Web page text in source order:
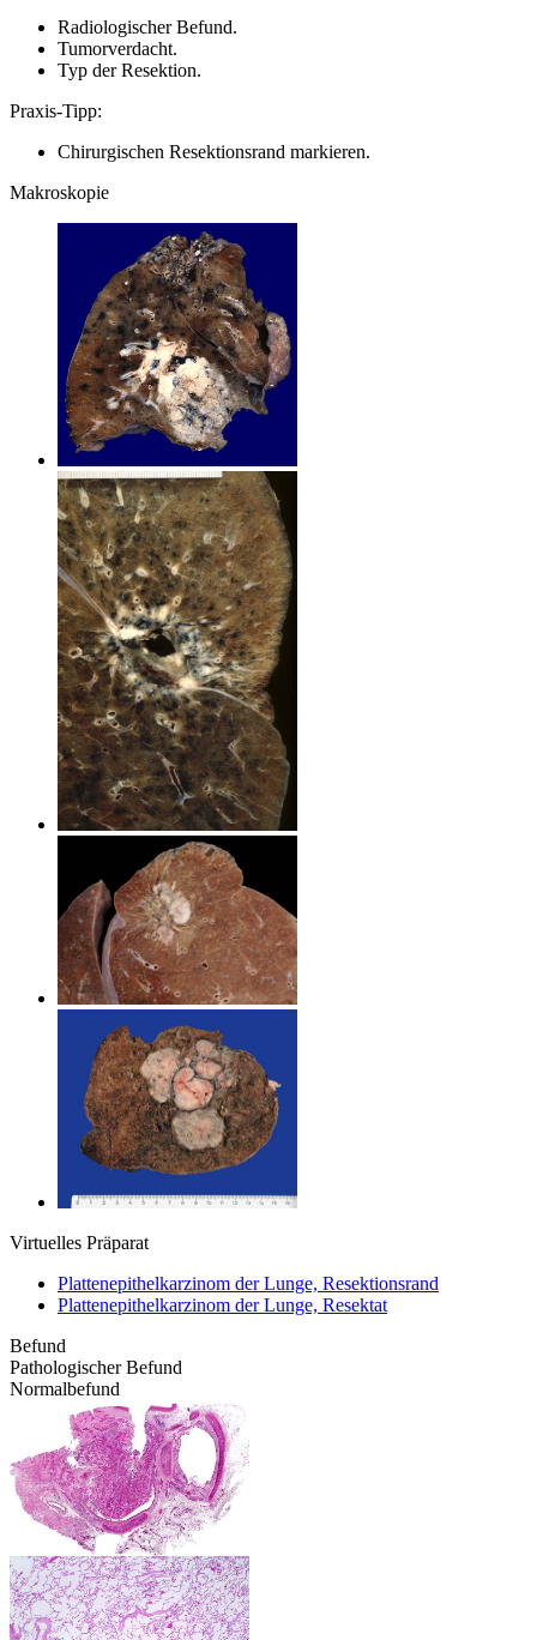
Radiologischer Befund.
Tumorverdacht.
Typ der Resektion.
Praxis-Tipp:
Chirurgischen Resektionsrand markieren.
Makroskopie
Virtuelles Präparat
Plattenepithelkarzinom der Lunge, Resektionsrand
Plattenepithelkarzinom der Lunge, Resektat
Befund
Pathologischer Befund
Normalbefund